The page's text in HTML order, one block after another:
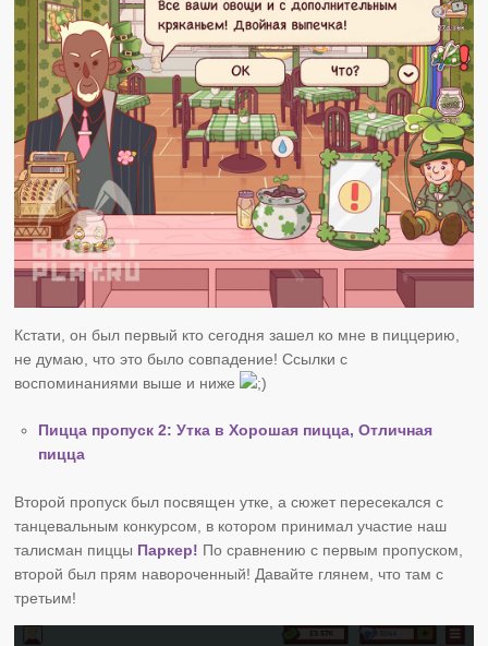
Кстати, он был первый кто сегодня зашел ко мне в пиццерию,
не думаю, что это было совпадение! Ссылки с
воспоминаниями выше и ниже
Пицца пропуск 2: Утка в Хорошая пицца, Отличная
пицца
Второй пропуск был посвящен утке, а сюжет пересекался с
танцевальным конкурсом, в котором принимал участие наш
талисман пиццы Паркер! По сравнению с первым пропуском,
второй был прям навороченный! Давайте глянем, что там с
третьим!